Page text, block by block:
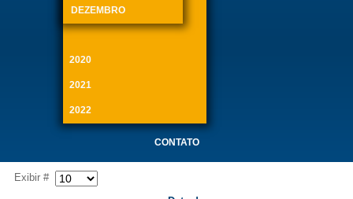
DEZEMBRO
2020
2021
2022
CONTATO
Exibir #